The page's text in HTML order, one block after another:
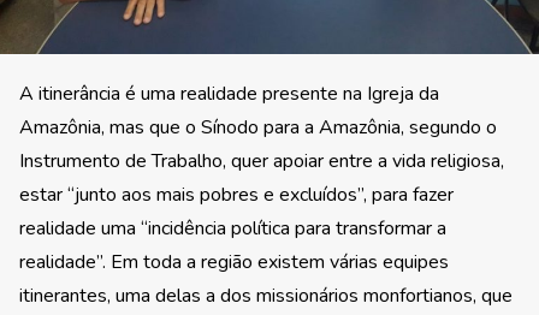
A itinerância é uma realidade presente na Igreja da
Amazônia, mas que o Sínodo para a Amazônia, segundo o
Instrumento de Trabalho, quer apoiar entre a vida religiosa,
estar “junto aos mais pobres e excluídos”, para fazer
realidade uma “incidência política para transformar a
realidade”. Em toda a região existem várias equipes
itinerantes, uma delas a dos missionários monfortianos, que